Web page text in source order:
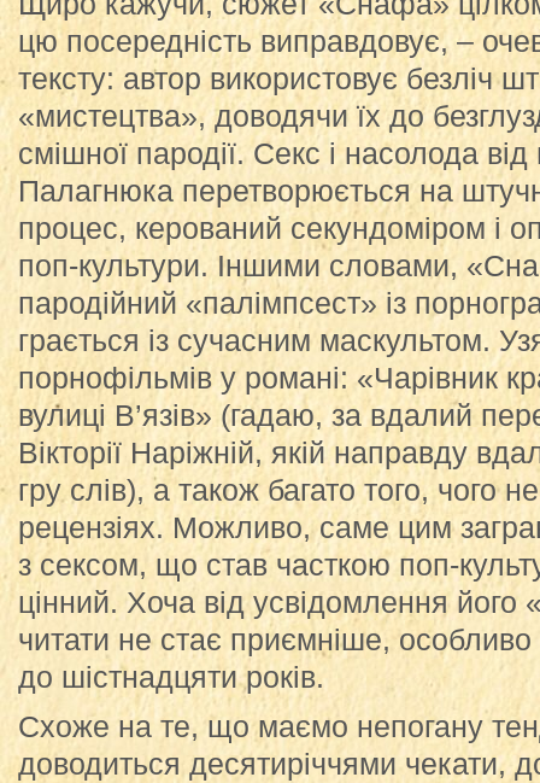
цю посередність виправдовує, –
тексту: автор використовує безліч
«мистецтва», доводячи їх до
смішної пародії. Секс і насолода
Палагнюка перетворюється на
процес, керований секундоміром і
поп-культури. Іншими словами,
пародійний «палімпсест» із
грається із сучасним маскультом.
порнофільмів у романі: «Чарівник
вулиці В’язів» (гадаю, за вдалий
Вікторії Наріжній, якій направду
гру слів), а також багато того, чого
рецензіях. Можливо, саме цим
з сексом, що став часткою поп-
цінний. Хоча від усвідомлення його
читати не стає приємніше,
до шістнадцяти років.
Схоже на те, що маємо непогану
доводиться десятиріччями чекати,